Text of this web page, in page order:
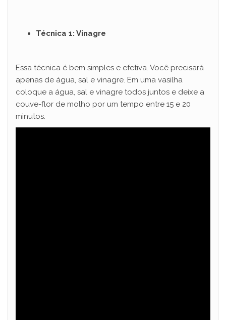
Técnica 1: Vinagre
Essa técnica é bem simples e efetiva. Você precisará
apenas de água, sal e vinagre. Em uma vasilha
coloque a água, sal e vinagre todos juntos e deixe a
couve-flor de molho por um tempo entre 15 e 20
minutos.